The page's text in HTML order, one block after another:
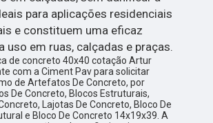
para aplicações residenciais
e constituem uma eficaz
uso em ruas, calçadas e praças.
de concreto 40x40 cotação Artur
com a Ciment Pav para solicitar
de Artefatos De Concreto, por
De Concreto, Blocos Estruturais,
Lajotas De Concreto, Bloco De
e Bloco De Concreto 14x19x39. A